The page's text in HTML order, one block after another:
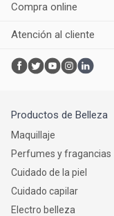
Compra online
Atención al cliente
Productos de Belleza
Maquillaje
Perfumes y fragancias
Cuidado de la piel
Cuidado capilar
Electro belleza